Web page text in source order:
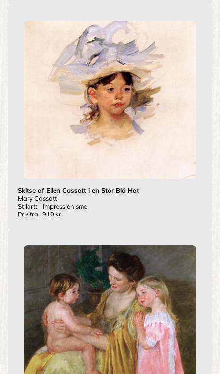
Skitse af Ellen Cassatt i en Stor Blå Hat
Mary Cassatt
Stilart:
Impressionisme
Pris fra 910 kr.